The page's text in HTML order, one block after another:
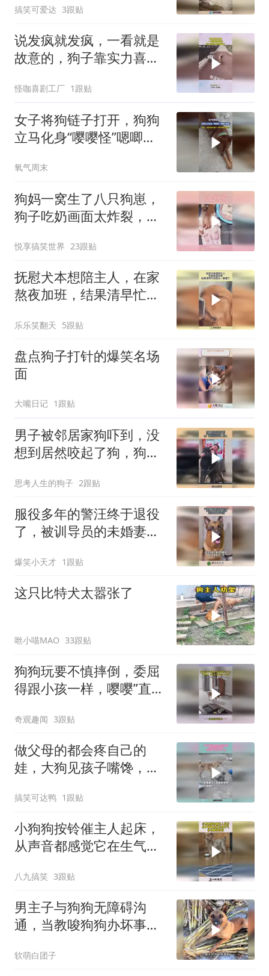
搞笑可爱达 3跟贴
说发疯就发疯，一看就是
故意的，狗子靠实力喜提
怪咖喜剧工厂 1跟贴
女子将狗链子打开，狗狗
立马化身“嘤嘤怪”嗯唧了
一解开就跑没影了
氧气周末
狗妈一窝生了八只狗崽，
狗子吃奶画面太炸裂，狗
悦享搞笑世界 23跟贴
抚慰犬本想陪主人，在家
熬夜加班，结果清早忙完
乐乐笑翻天 5跟贴
盘点狗子打针的爆笑名场
面
大嘴日记 1跟贴
男子被邻居家狗吓到，没
想到居然咬起了狗，狗：
思考人生的狗子 2跟贴
服役多年的警汪终于退役
了，被训导员的未婚妻领
爆笑小天才 1跟贴
这只比特犬太嚣张了
咝小喵MAO 33跟贴
狗狗玩要不慎摔倒，委屈
得跟小孩一样，嘤嘤”直
慰，网友：疼了就找主
人，跟孩子找妈妈一样
奇观趣闻 3跟贴
做父母的都会疼自己的
娃，大狗见孩子嘴馋，示
搞笑可达鸭 1跟贴
小狗狗按铃催主人起床，
从声音都感觉它在生气，
八九搞笑 3跟贴
男主子与狗狗无障碍沟
通，当教唆狗狗办坏事
软萌白团子